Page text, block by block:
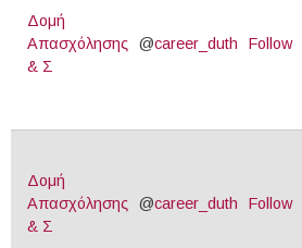
Δομή
Απασχόλησης
& Σ
@career_duth Follow
Δομή
Απασχόλησης
& Σ
@career_duth Follow